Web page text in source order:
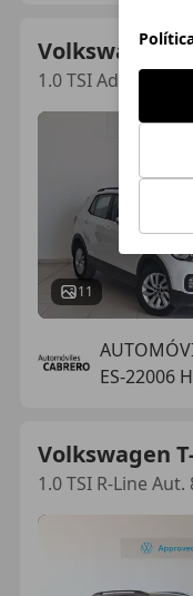
Volkswagen
1.0 TSI Advance
11
ES-22006
Volkswagen
1.0 TSI R-Line Aut.